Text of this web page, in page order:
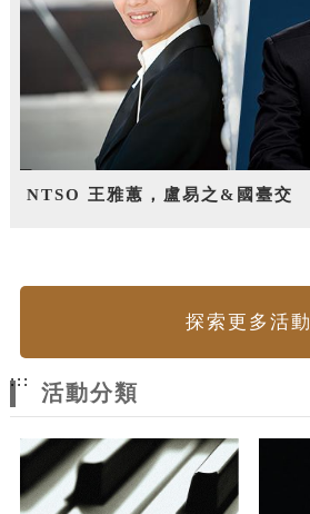
NTSO 王雅蕙，盧易之&國臺交
探索更多活動
:::
活動分類